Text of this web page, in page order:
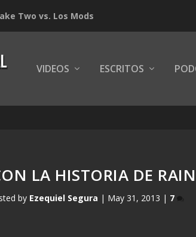
Two vs. Los Mods
VIDEOS ESCRITOS
LA HISTORIA DE
by Ezequiel Segura | May 31, 2013 | 7